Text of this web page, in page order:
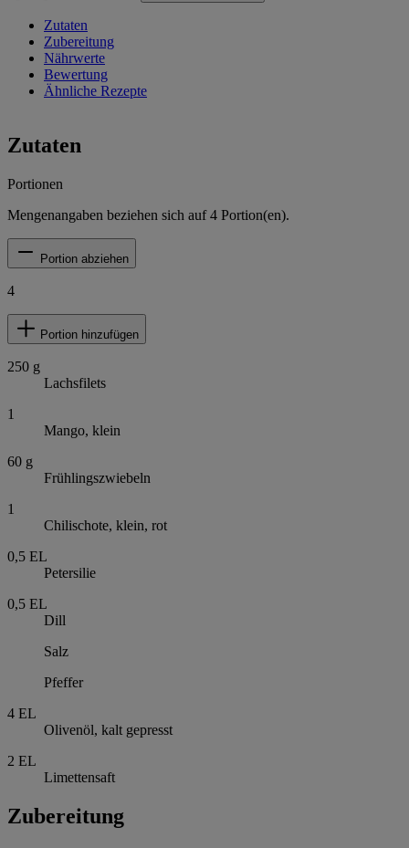
Zutaten
Zubereitung
Nährwerte
Bewertung
Ähnliche Rezepte
Zutaten
Portionen
Mengenangaben beziehen sich auf4 Portion(en).
Portion abziehen
4
Portion hinzufügen
250 g
Lachsfilets
1
Mango, klein
60 g
Frühlingszwiebeln
1
Chilischote, klein, rot
0,5 EL
Petersilie
0,5 EL
Dill
Salz
Pfeffer
4 EL
Olivenöl, kalt gepresst
2 EL
Limettensaft
Zubereitung